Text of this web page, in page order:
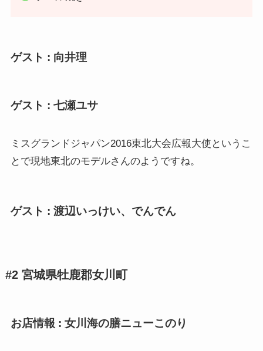
ゲスト : 向井理
ゲスト : 七瀬ユサ
ミスグランドジャパン2016東北大会広報大使というこ
とで現地東北のモデルさんのようですね。
ゲスト : 渡辺いっけい、でんでん
#2 宮城県牡鹿郡女川町
お店情報 : 女川海の膳ニューこのり